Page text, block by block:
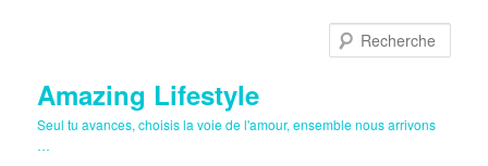
Amazing Lifestyle
Seul tu avances, choisis la voie de l'amour, ensemble nous arrivons
…